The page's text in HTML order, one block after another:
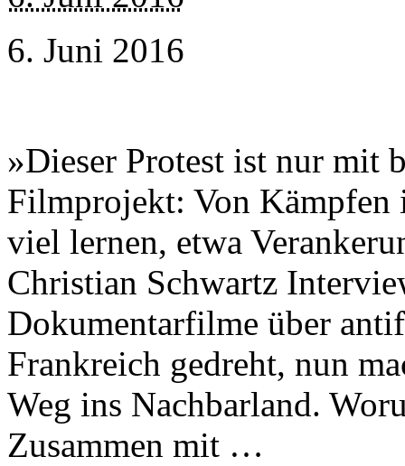
6. Juni 2016
»Dieser Protest ist nur mit
Filmprojekt: Von
viel lernen, etwa
Christian Schwartz
Dokumentarfilme über
Frankreich gedreht, nun
Weg ins Nachbarland.
Zusammen mit …